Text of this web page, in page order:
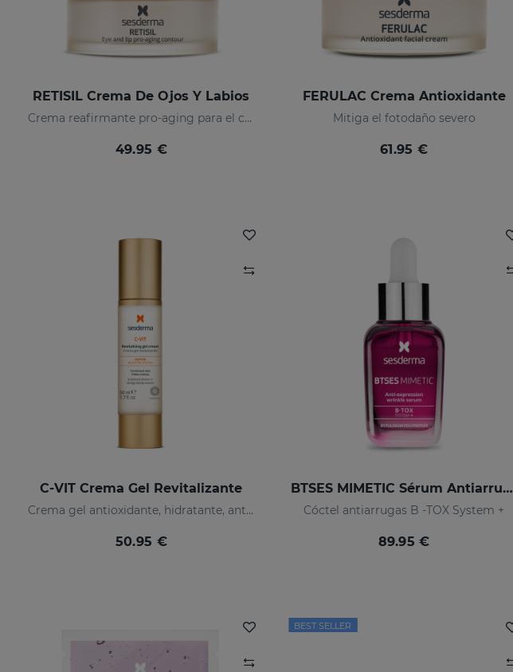
RETISIL Crema De Ojos Y Labios
Crema reafirmante pro-aging para el contorno de ojos y labios
49.95 €
FERULAC Crema Antioxidante
Mitiga el fotodaño severo
61.95 €
C-VIT Crema Gel Revitalizante
Crema gel antioxidante, hidratante, antiarrugas e iluminador
50.95 €
BTSES MIMETIC Sérum Antiarrugas De Expresión
Cóctel antiarrugas B -TOX System +
89.95 €
BEST SELLER